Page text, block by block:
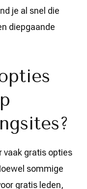
je al snel die
diepgaande
vaak gratis opties
sommige
gratis leden,